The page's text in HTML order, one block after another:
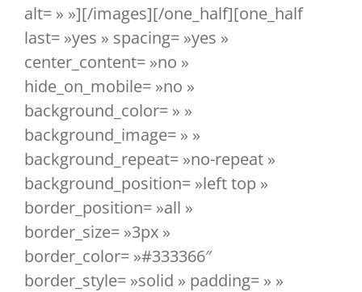
alt= » »][/images][/one_half][one_half
last= »yes » spacing= »yes »
center_content= »no »
hide_on_mobile= »no »
background_color= » »
background_image= » »
background_repeat= »no-repeat »
background_position= »left top »
border_position= »all »
border_size= »3px »
border_color= »#333366″
border_style= »solid » padding= » »